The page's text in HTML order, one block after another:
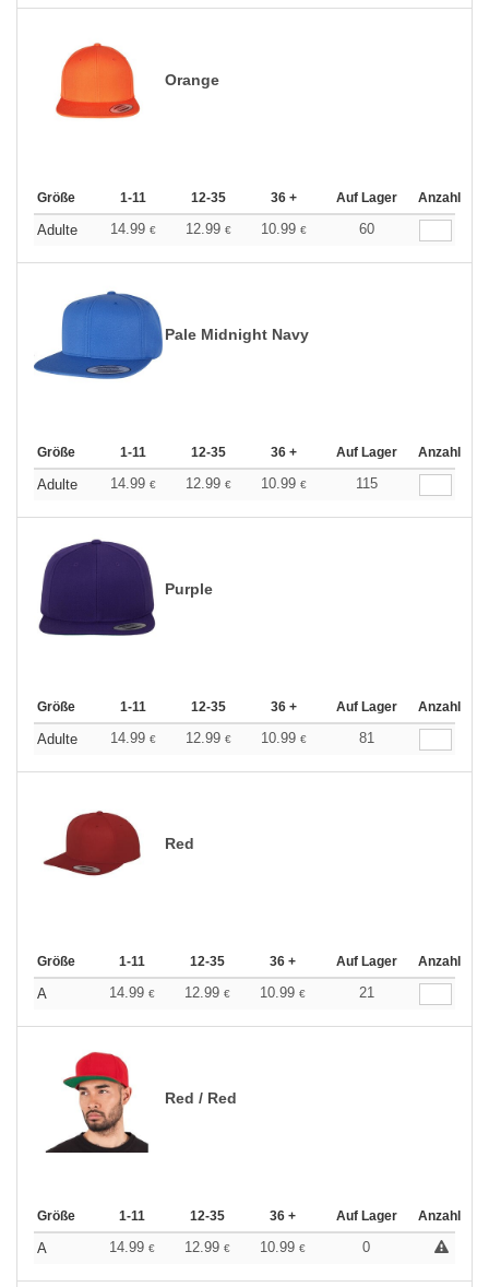
Orange
Größe 1-11 12-35 36 + Auf Lager Anzahl
Adulte 14.99 € 12.99 € 10.99 € 60
Pale Midnight Navy
Größe 1-11 12-35 36 + Auf Lager Anzahl
Adulte 14.99 € 12.99 € 10.99 € 115
Purple
Größe 1-11 12-35 36 + Auf Lager Anzahl
Adulte 14.99 € 12.99 € 10.99 € 81
Red
Größe 1-11 12-35 36 + Auf Lager Anzahl
A 14.99 € 12.99 € 10.99 € 21
Red / Red
Größe 1-11 12-35 36 + Auf Lager Anzahl
A 14.99 € 12.99 € 10.99 € 0